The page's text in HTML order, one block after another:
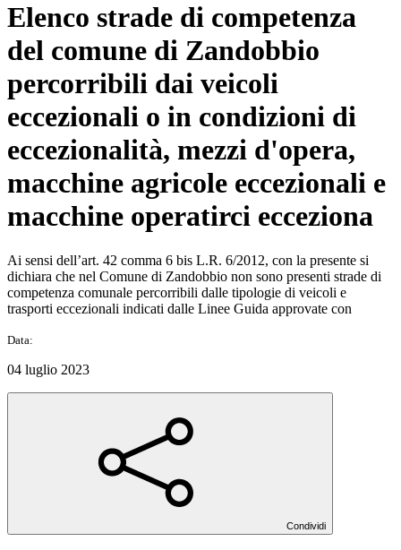
Elenco strade di competenza
del comune di Zandobbio
percorribili dai veicoli
eccezionali o in condizioni di
eccezionalità, mezzi d'opera,
macchine agricole eccezionali e
macchine operatirci ecceziona
Ai sensi dell’art. 42 comma 6 bis L.R. 6/2012, con la presente si
dichiara che nel Comune di Zandobbio non sono presenti strade di
competenza comunale percorribili dalle tipologie di veicoli e
trasporti eccezionali indicati dalle Linee Guida approvate con
Data:
04 luglio 2023
Condividi